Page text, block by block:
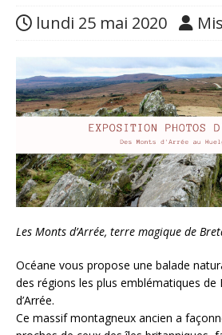
lundi 25 mai 2020
Les Monts d’Arrée, terre magique de
Océane vous propose une balade
des régions les plus emblématiques de
d’Arrée.
Ce massif montagneux ancien a